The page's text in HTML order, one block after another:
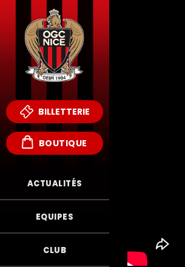
BILLETTERIE
BOUTIQUE
ACTUALITÉS
EQUIPES
CLUB